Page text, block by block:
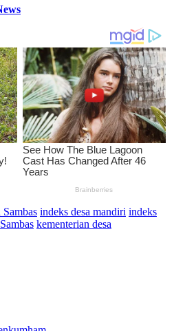
indeks desa mandiri indeks
kementerian desa